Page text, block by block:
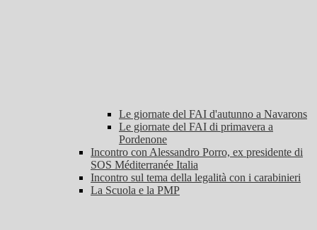
Le giornate del FAI d'autunno a Navarons
Le giornate del FAI di primavera a
Pordenone
Incontro con Alessandro Porro, ex presidente di
SOS Méditerranée Italia
Incontro sul tema della legalità con i carabinieri
La Scuola e la PMP